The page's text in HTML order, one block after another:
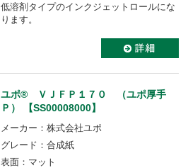
低溶剤タイプのインクジェットロールにな
ります。
ユポ® ＶＪＦＰ１７０ （ユポ厚手
Ｐ） 【SS00008000】
メーカー：株式会社ユポ
グレード：合成紙
表面：マット